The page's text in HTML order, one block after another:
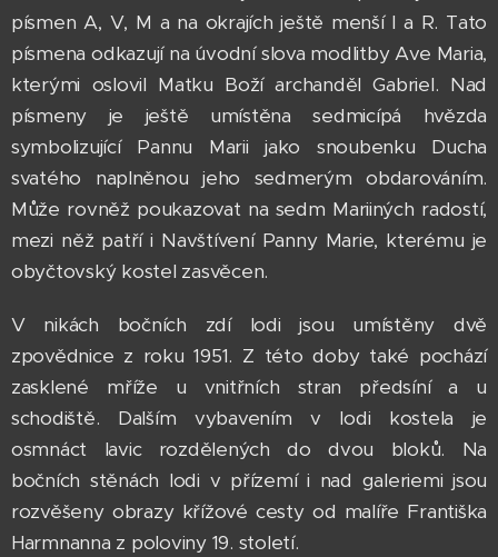
písmen A, V, M a na okrajích ještě menší I a R. Tato
písmena odkazují na úvodní slova modlitby Ave Maria,
kterými oslovil Matku Boží archanděl Gabriel. Nad
písmeny je ještě umístěna sedmicípá hvězda
symbolizující Pannu Marii jako snoubenku Ducha
svatého naplněnou jeho sedmerým obdarováním.
Může rovněž poukazovat na sedm Mariiných radostí,
mezi něž patří i Navštívení Panny Marie, kterému je
obyčtovský kostel zasvěcen.
V nikách bočních zdí lodi jsou umístěny dvě
zpovědnice z roku 1951. Z této doby také pochází
zasklené mříže u vnitřních stran předsíní a u
schodiště. Dalším vybavením v lodi kostela je
osmnáct lavic rozdělených do dvou bloků. Na
bočních stěnách lodi v přízemí i nad galeriemi jsou
rozvěšeny obrazy křížové cesty od malíře Františka
Harmnanna z poloviny 19. století.